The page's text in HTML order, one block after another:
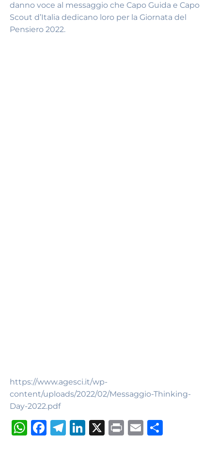
danno voce al messaggio che Capo Guida e Capo
Scout d’Italia dedicano loro per la Giornata del
Pensiero 2022.
https://www.agesci.it/wp-
content/uploads/2022/02/Messaggio-Thinking-
Day-2022.pdf
W F
T
Li X
P
E